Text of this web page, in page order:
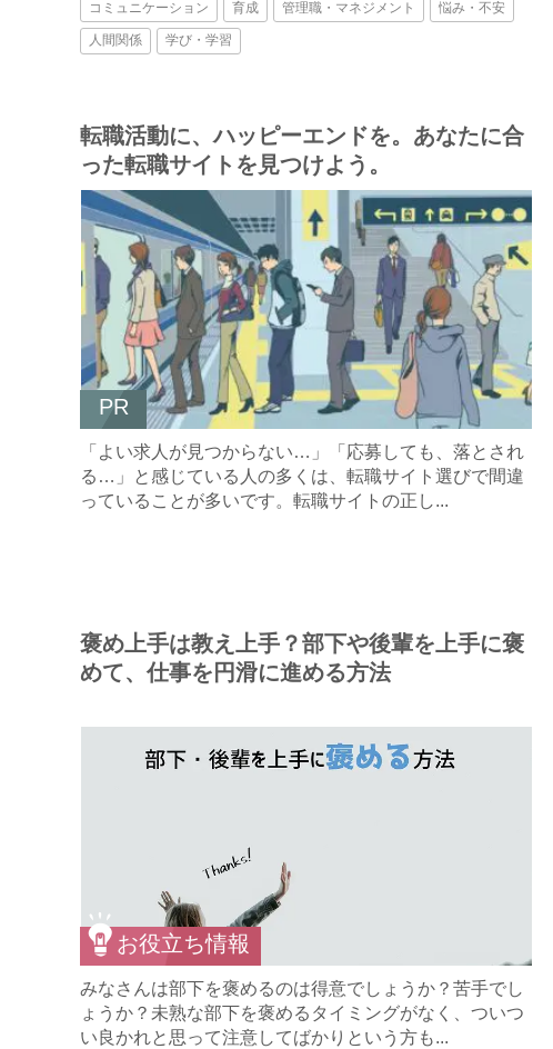
コミュニケーション 育成 管理職・マネジメント 悩み・不安
人間関係 学び・学習
転職活動に、ハッピーエンドを。あなたに合
った転職サイトを見つけよう。
PR
「よい求人が見つからない…」「応募しても、落とされ
る…」と感じている人の多くは、転職サイト選びで間違
っていることが多いです。転職サイトの正し...
褒め上手は教え上手？部下や後輩を上手に褒
めて、仕事を円滑に進める方法
お役立ち情報
みなさんは部下を褒めるのは得意でしょうか？苦手でし
ょうか？未熟な部下を褒めるタイミングがなく、ついつ
い良かれと思って注意してばかりという方も...